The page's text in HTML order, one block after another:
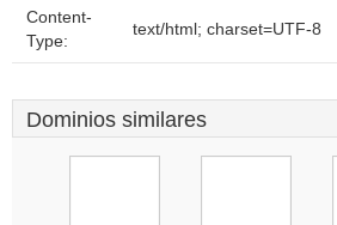
Content-
Type:
text/html; charset=UTF-8
Dominios similares